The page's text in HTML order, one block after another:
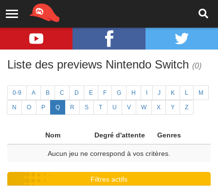
Liste des previews Nintendo Switch (0)
0-9 A B C D E F G H J K L M
N O P Q R S T U V W X Y Z
Nom Degré d'attente Genres
Aucun jeu ne correspond à vos critères.
Filtres actifs